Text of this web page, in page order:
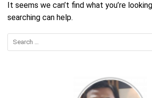
It seems we can’t find what you’re
searching can help.
Search
for: